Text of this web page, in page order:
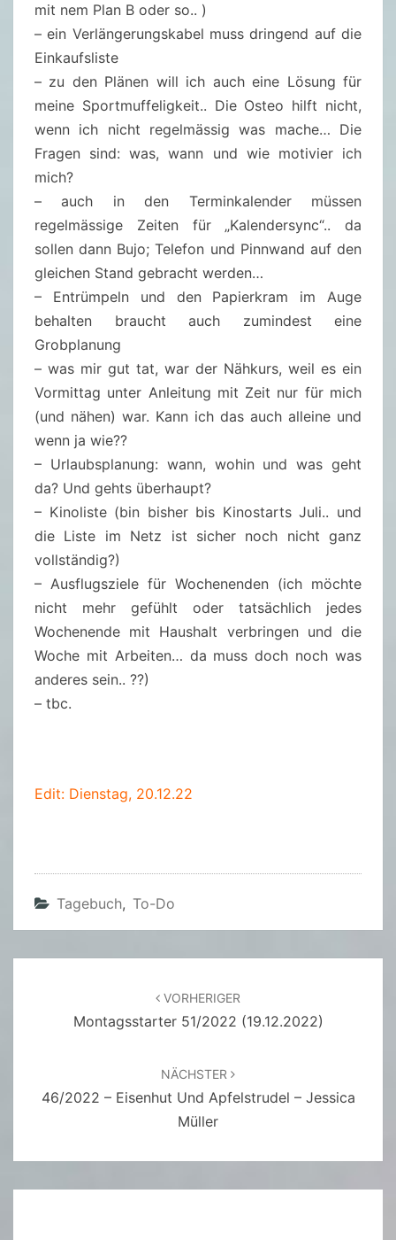
mit nem Plan B oder so.. )
– ein Verlängerungskabel muss dringend auf die
Einkaufsliste
– zu den Plänen will ich auch eine Lösung für
meine Sportmuffeligkeit.. Die Osteo hilft nicht,
wenn ich nicht regelmässig was mache… Die
Fragen sind: was, wann und wie motivier ich
mich?
– auch in den Terminkalender müssen
regelmässige Zeiten für „Kalendersync“.. da
sollen dann Bujo; Telefon und Pinnwand auf den
gleichen Stand gebracht werden…
– Entrümpeln und den Papierkram im Auge
behalten braucht auch zumindest eine
Grobplanung
– was mir gut tat, war der Nähkurs, weil es ein
Vormittag unter Anleitung mit Zeit nur für mich
(und nähen) war. Kann ich das auch alleine und
wenn ja wie??
– Urlaubsplanung: wann, wohin und was geht
da? Und gehts überhaupt?
– Kinoliste (bin bisher bis Kinostarts Juli.. und
die Liste im Netz ist sicher noch nicht ganz
vollständig?)
– Ausflugsziele für Wochenenden (ich möchte
nicht mehr gefühlt oder tatsächlich jedes
Wochenende mit Haushalt verbringen und die
Woche mit Arbeiten… da muss doch noch was
anderes sein.. ??)
– tbc.
Edit: Dienstag, 20.12.22
Tagebuch, To-Do
VORHERIGER
Montagsstarter 51/2022 (19.12.2022)
NÄCHSTER
46/2022 – Eisenhut Und Apfelstrudel – Jessica
Müller